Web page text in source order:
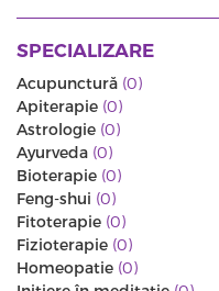
SPECIALIZARE
Acupunctură (0)
Apiterapie (0)
Astrologie (0)
Ayurveda (0)
Bioterapie (0)
Feng-shui (0)
Fitoterapie (0)
Fizioterapie (0)
Homeopatie (0)